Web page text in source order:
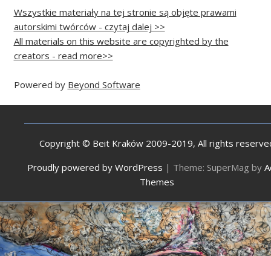
Wszystkie materiały na tej stronie są objęte prawami
autorskimi twórców - czytaj dalej >>
All materials on this website are copyrighted by the
creators - read more>>
Powered by Beyond Software
Copyright © Beit Kraków 2009-2019, All rights
Proudly powered by WordPress | Theme: SuperMag by
Themes